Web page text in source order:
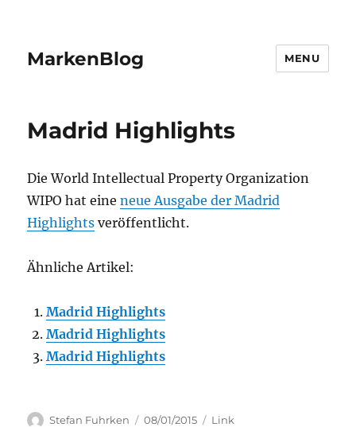
MarkenBlog MENU
Madrid Highlights
Die World Intellectual Property Organization
WIPO hat eineneue Ausgabe der Madrid
Highlights veröffentlicht.
Ähnliche Artikel:
Madrid Highlights
Madrid Highlights
Madrid Highlights
Author
Stefan Fuhrken
Posted
08/01/2015 Categories
Link